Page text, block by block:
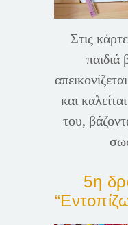
Στις
παιδιά
και
του,
5η